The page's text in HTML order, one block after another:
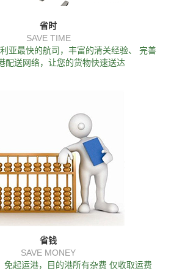
省时
SAVE TIME
亚最快的航司，丰富的清关经验、 完善
配送网络，让您的货物快速送达
省钱
SAVE MONEY
免起运港，目的港所有杂费 仅收取运费